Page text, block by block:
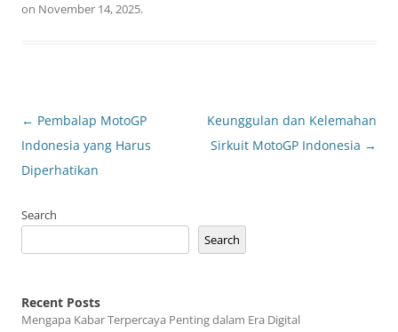
on November 14, 2025.
Post
navigation
← Pembalap MotoGP
Indonesia yang Harus
Diperhatikan
Keunggulan dan Kelemahan
Sirkuit MotoGP Indonesia →
Search
Search
Recent Posts
Mengapa Kabar Terpercaya Penting dalam Era Digital